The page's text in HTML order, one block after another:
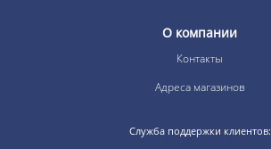
О компании
Контакты
Адреса магазинов
Служба поддержки клиентов: